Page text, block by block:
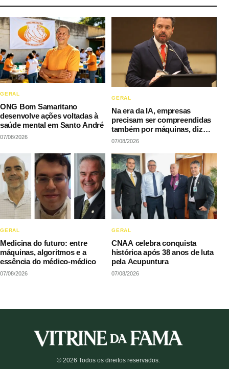
GERAL
ONG Bom Samaritano
desenvolve ações voltadas à
saúde mental em Santo André
07/08/2026
GERAL
Na era da IA, empresas
precisam ser compreendidas
também por máquinas, diz
LAQI
07/08/2026
GERAL
Medicina do futuro: entre
máquinas, algoritmos e a
essência do médico-médico
07/08/2026
GERAL
CNAA celebra conquista
histórica após 38 anos de luta
pela Acupuntura
07/08/2026
© 2026 Todos os direitos reservados.